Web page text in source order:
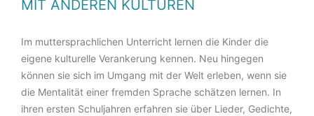
MIT ANDEREN KULTUREN
Im muttersprachlichen Unterricht lernen die Kinder die
eigene kulturelle Verankerung kennen. Neu hingegen
können sie sich im Umgang mit der Welt erleben, wenn sie
die Mentalität einer fremden Sprache schätzen lernen. In
ihren ersten Schuljahren erfahren sie über Lieder, Gedichte,